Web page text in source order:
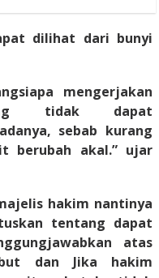
dilihat dari bunyi
mengerjakan
tidak dapat
sebab kurang
berubah akal.” ujar
hakim nantinya
tentang dapat
atas
dan Jika hakim